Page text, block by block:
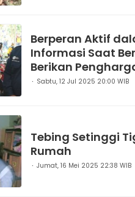
Berperan Aktif
Informasi Saat
Berikan
Sukabumi
Sabtu, 12 Jul 2025 20:00 WIB
Tebing Setinggi
Rumah
Jumat, 16 Mei 2025 22:38 WIB